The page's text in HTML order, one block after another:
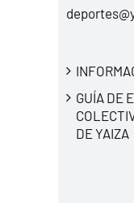
GUÍA DE
DE YAIZA